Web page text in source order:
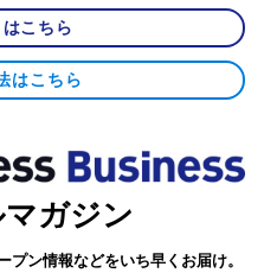
こちら
はこちら
ガジン
ン情報などをいち早くお届け。